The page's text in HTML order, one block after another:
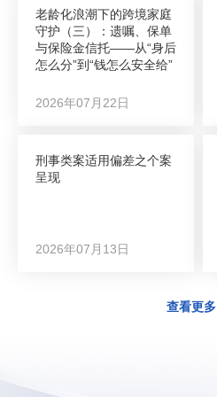
老龄化浪潮下的跨境家庭
守护（三）：遗嘱、保单
与保险金信托——从“身后
怎么分”到“钱怎么安全给”
2026年07月22日
刑事类案适用偏差之个案
呈现
2026年07月13日
查看更多